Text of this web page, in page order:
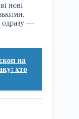
нові
одразу —
на
хто